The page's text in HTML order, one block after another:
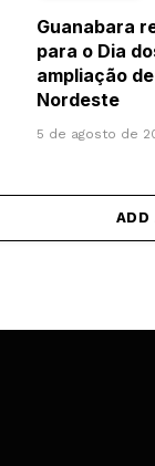
Guanabara
para o Dia
ampliação
Nordeste
5 de agosto de
ADD